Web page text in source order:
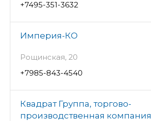
+7495-351-3632
Империя-КО
Рощинская, 20
+7985-843-4540
Квадрат Группа, торгово-
производственная компания